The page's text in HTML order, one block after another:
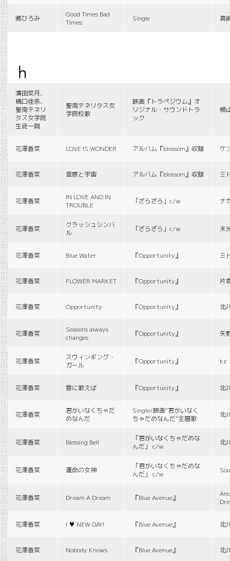
郷ひろみ
Good Times Bad
Times
Single 真
h
濱田菜月、
橋口佳奈、
聖南テネリ
タス女学院
生徒一同
聖南テネリタス女
学院校歌
映画『トラペジウム』オ
リジナル・サウンドトラ
ック
横
花澤香菜 LOVE IS WONDER アルバム『blossom』収録 ケ
花澤香菜 草原と宇宙 アルバム『blossom』収録 ミ
花澤香菜
IN LOVE AND IN
TROUBLE
「ざらざら」c/w ナ
花澤香菜
クラッシュシンバ
ル
「ざらざら」c/w 末
花澤香菜 Blue Water 『Opportunity』 ミ
花澤香菜 FLOWER MARKET 『Opportunity』 片
花澤香菜 Opportunity 『Opportunity』 北
花澤香菜
Seasons always
changes
『Opportunity』 矢
花澤香菜
スウィンギング・
ガール
『Opportunity』 kz
花澤香菜 雲に歌えば 『Opportunity』 北
花澤香菜
君がいなくちゃだ
めなんだ
Single/映画“君がいなく
ちゃだめなんだ”主題歌
北
花澤香菜 Blessing Bell
「君がいなくちゃだめな
んだ」 c/w
北
花澤香菜 運命の女神
「君がいなくちゃだめな
んだ」 c/w
花澤香菜 Dream A Dream 『Blue Avenue』
花澤香菜 I ♥ NEW DAY! 『Blue Avenue』 北
花澤香菜 Nobody Knows 『Blue Avenue』 北